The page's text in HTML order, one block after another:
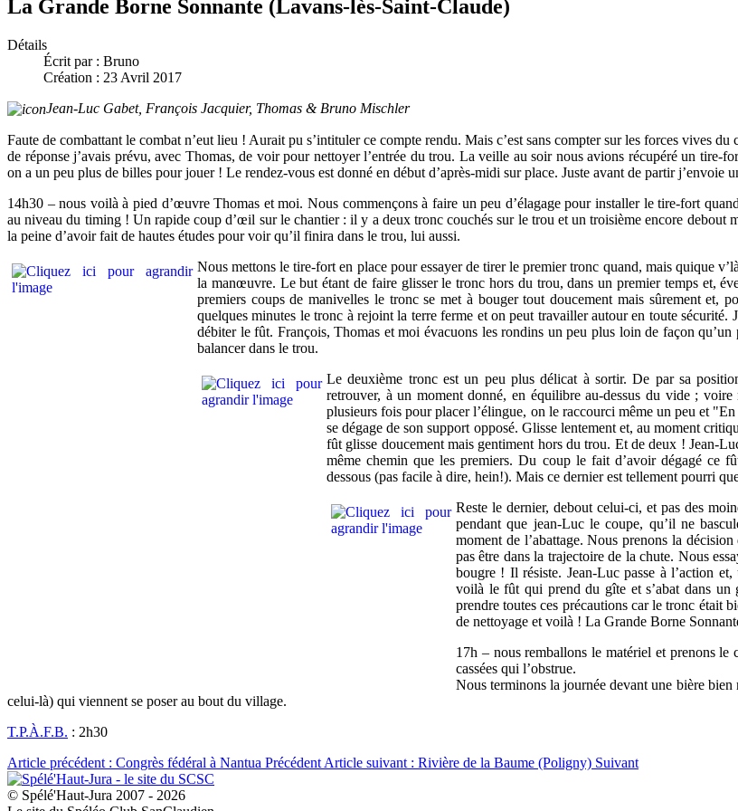
La Grande Borne Sonnante (Lavans-lès-Saint-Claude)
Détails
Écrit par : Bruno
Création : 23 Avril 2017
Jean-Luc Gabet, François Jacquier, Thomas & Bruno Mischler
Faute de combattant le combat n’eut lieu ! Aurait pu s’intituler ce compte rendu. Mais c’est sans compter sur les forces vives
de réponse j’avais prévu, avec Thomas, de voir pour nettoyer l’entrée du trou. La veille au soir nous avions récupéré un tire-
on a un peu plus de billes pour jouer ! Le rendez-vous est donné en début d’après-midi sur place. Juste avant de partir j’envoie
14h30 – nous voilà à pied d’œuvre Thomas et moi. Nous commençons à faire un peu d’élagage pour installer le tire-fort
au niveau du timing ! Un rapide coup d’œil sur le chantier : il y a deux tronc couchés sur le trou et un troisième encore debout
la peine d’avoir fait de hautes études pour voir qu’il finira dans le trou, lui aussi.
Nous mettons le tire-fort en place pour essayer de tirer le premier tronc quand, mais quique
la manœuvre. Le but étant de faire glisser le tronc hors du trou, dans un premier temps et,
premiers coups de manivelles le tronc se met à bouger tout doucement mais sûrement et,
quelques minutes le tronc à rejoint la terre ferme et on peut travailler autour en toute sécurité.
débiter le fût. François, Thomas et moi évacuons les rondins un peu plus loin de façon qu’un
balancer dans le trou.
Le deuxième tronc est un peu plus délicat à sortir. De par sa
retrouver, à un moment donné, en équilibre au-dessus du vide ;
plusieurs fois pour placer l’élingue, on le raccourci même un peu et
se dégage de son support opposé. Glisse lentement et, au moment
fût glisse doucement mais gentiment hors du trou. Et de deux ! Jean-
même chemin que les premiers. Du coup le fait d’avoir dégagé ce
dessous (pas facile à dire, hein!). Mais ce dernier est tellement pourri
Reste le dernier, debout celui-ci, et pas des
pendant que jean-Luc le coupe, qu’il ne
moment de l’abattage. Nous prenons la
pas être dans la trajectoire de la chute. Nous
bougre ! Il résiste. Jean-Luc passe à l’action
voilà le fût qui prend du gîte et s’abat dans
prendre toutes ces précautions car le tronc était
de nettoyage et voilà ! La Grande Borne
17h – nous remballons le matériel et prenons le
cassées qui l’obstrue.
Nous terminons la journée devant une bière
celui-là) qui viennent se poser au bout du village.
T.P.À.F.B. : 2h30
Article précédent : Congrès fédéral à Nantua Précédent Article suivant : Rivière de la Baume (Poligny) Suivant
© Spélé'Haut-Jura 2007 - 2026